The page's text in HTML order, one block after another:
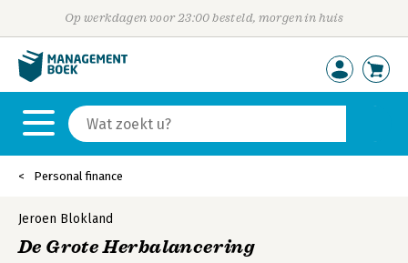
Op werkdagen voor 23:00 besteld, morgen in huis
Personal finance
Jeroen Blokland
De Grote Herbalancering